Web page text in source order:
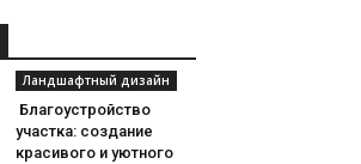
Ландшафтный дизайн
Благоустройство
участка: создание
красивого и уютного